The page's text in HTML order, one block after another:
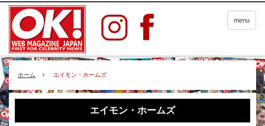
menu
ホーム エイモン・ホームズ
エイモン・ホームズ